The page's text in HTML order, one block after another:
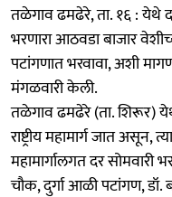
तळेगाव ढमढेरे, ता. १६ : येथे दर
भरणारा आठवडा बाजार
पटांगणात भरवावा, अशी
मंगळवारी केली.
तळेगाव ढमढेरे (ता. शिरूर)
राष्ट्रीय महामार्ग जात असून,
महामार्गालगत दर सोमवारी
चौक, दुर्गा आळी पटांगण,